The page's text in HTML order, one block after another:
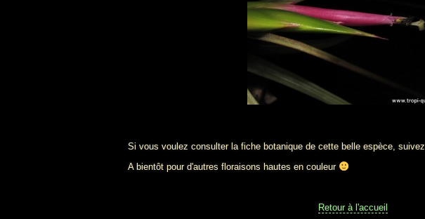
Si vous voulez consulter la fiche botanique de cette belle espèce, suivez
A bientôt pour d'autres floraisons hautes en couleur
Retour à l'accueil